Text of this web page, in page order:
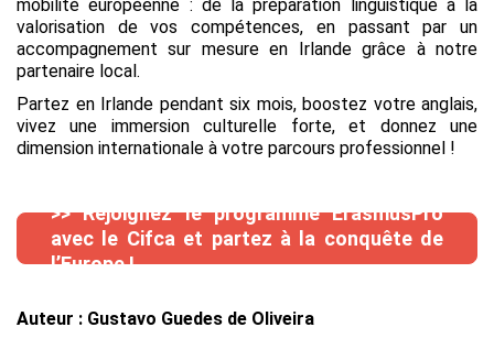
mobilité européenne : de la préparation linguistique à la
valorisation de vos compétences, en passant par un
accompagnement sur mesure en Irlande grâce à notre
partenaire local.
Partez en Irlande pendant six mois, boostez votre anglais,
vivez une immersion culturelle forte, et donnez une
dimension internationale à votre parcours professionnel !
>> Rejoignez le programme ErasmusPro
avec le Cifca et partez à la conquête de
l’Europe !
Auteur : Gustavo Guedes de Oliveira